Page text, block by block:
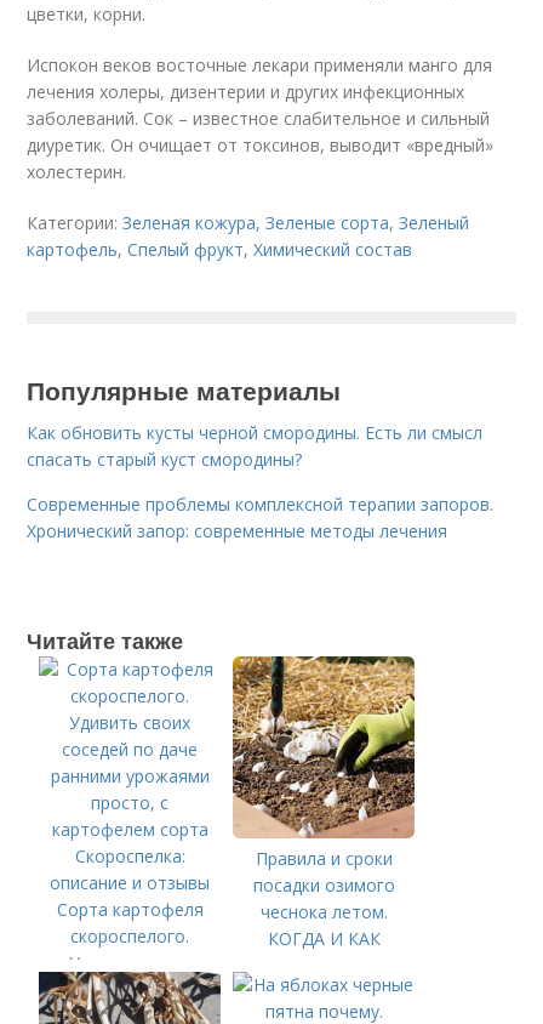
цветки, корни.
Испокон веков восточные лекари применяли манго для
лечения холеры, дизентерии и других инфекционных
заболеваний. Сок – известное слабительное и сильный
диуретик. Он очищает от токсинов, выводит «вредный»
холестерин.
Категории:Зеленая кожура,Зеленые сорта,Зеленый
картофель,Спелый фрукт,Химический состав
Популярные материалы
Как обновить кусты черной смородины. Есть ли смысл
спасать старый куст смородины?
Современные проблемы комплексной терапии запоров.
Хронический запор: современные методы лечения
Читайте также
Сорта картофеля
скороспелого.
Удивить своих
соседей по даче
ранними урожаями
Правила и сроки
посадки озимого
чеснока летом.
КОГДА И КАК
ПОСАДИТЬ ОЗИМЫЙ
ЧЕСНОК